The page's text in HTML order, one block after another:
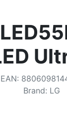
EAN:
Brand: LG